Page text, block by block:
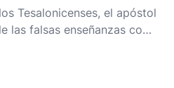
Tesalonicenses, el apóstol
las falsas enseñanzas con
preocupación por el
iglesia. Esta epístola,